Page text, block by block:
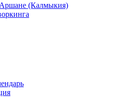
(Калмыкия)